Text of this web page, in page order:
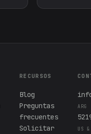
RECURSOS
Blog
Preguntas
frecuentes
Solicitar
ARG
US